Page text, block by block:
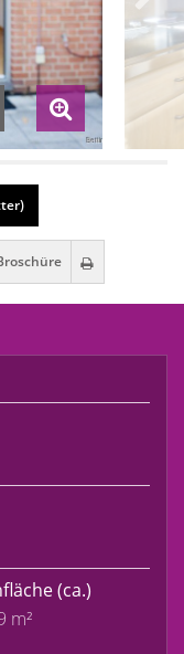
(ca.)
m²